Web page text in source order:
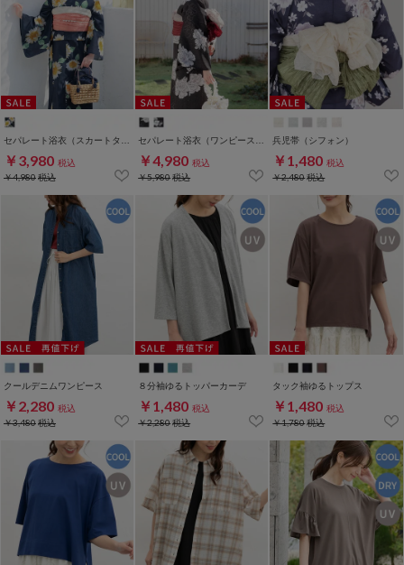
セパレート浴衣（スカートタイプ）
￥3,980 税込
￥4,980税込
セパレート浴衣（ワンピースタイプ）
￥4,980 税込
￥5,980税込
兵児帯（シフォン）
￥1,480 税込
￥2,480税込
クールデニムワンピース
￥2,280 税込
￥3,480税込
８分袖ゆるトッパーカーデ
￥1,480 税込
￥2,280税込
タック袖ゆるトップス
￥1,480 税込
￥1,780税込